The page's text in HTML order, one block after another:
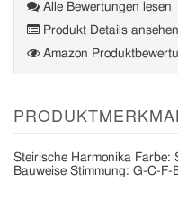
Alle Bewertungen lesen
Produkt Details ansehen
Amazon
Steirische Harmonika Farbe:
Bauweise Stimmung: G-C-F-